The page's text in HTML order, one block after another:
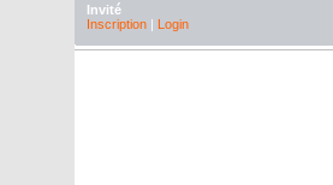
Invité
Inscription| Login